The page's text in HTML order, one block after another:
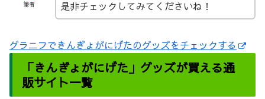
筆者
是非チェックしてみてくださいね！
グラニフできんぎょがにげたのグッズをチェックする
「きんぎょがにげた」グッズが買える通
販サイト一覧